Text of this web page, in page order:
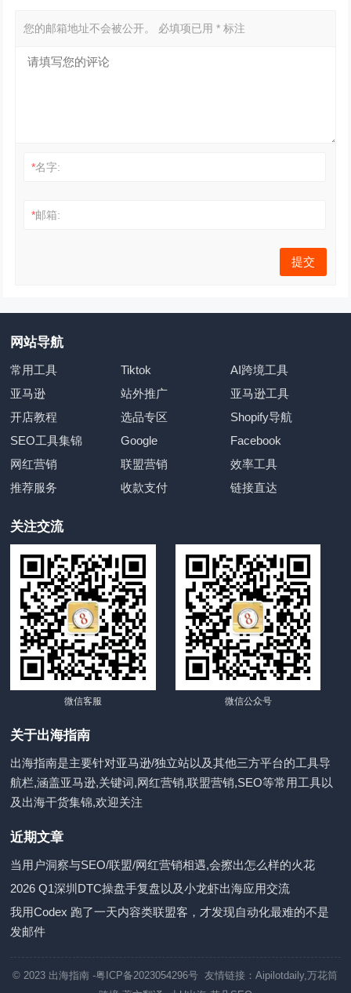
您的邮箱地址不会被公开。 必填项已用* 标注
*名字:
*邮箱:
网站导航
常用工具 Tiktok
AI跨境工具
亚马逊
站外推广
亚马逊工具
开店教程
选品专区
Shopify导航
SEO工具集锦
Google
Facebook
网红营销
联盟营销
效率工具
推荐服务
收款支付 链接直达
关注交流
微信客服 微信公众号
关于出海指南
出海指南是主要针对亚马逊/独立站以及其他三方平台的工具导
航栏,涵盖亚马逊,关键词,网红营销,联盟营销,SEO等常用工具以
及出海干货集锦,欢迎关注
近期文章
当用户洞察与SEO/联盟/网红营销相遇,会擦出怎么样的火花
2026 Q1深圳DTC操盘手复盘以及小龙虾出海应用交流
我用Codex 跑了一天内容类联盟客，才发现自动化最难的不是
发邮件
© 2023 出海指南 -粤ICP备2023054296号 友情链接：Aipilotdaily,万花筒